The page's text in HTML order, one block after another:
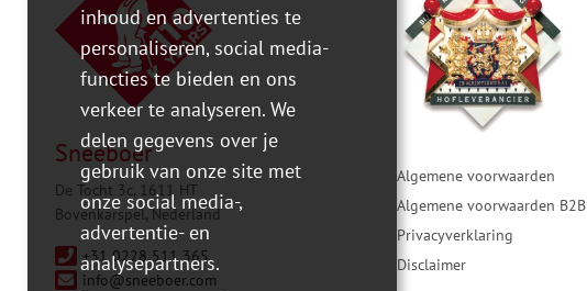
Sneeboer
De Tocht 3c, 1611 HT
Bovenkarspel, Nederland
+31 0228 511 365
info@sneeboer.com
Algemene voorwaarden
Algemene voorwaarden B2B
Privacyverklaring
Disclaimer
inhoud en advertenties te
personaliseren, social media-
functies te bieden en ons
verkeer te analyseren. We
delen gegevens over je
gebruik van onze site met
onze social media-,
advertentie- en
analysepartners.